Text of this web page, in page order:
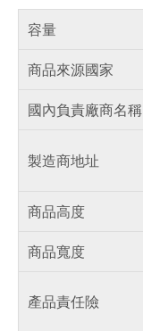
容量
商品來源國家
國內負責廠商名稱
製造商地址
商品高度
商品寬度
產品責任險